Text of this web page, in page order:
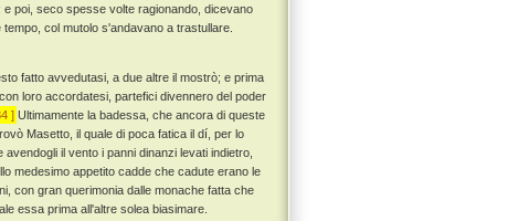
poi, seco spesse volte ragionando, dicevano
col mutolo s'andavano a trastullare.
fatto avvedutasi, a due altre il mostrò; e prima
loro accordatesi, partefici divennero del poder
] Ultimamente la badessa, che ancora di queste
Masetto, il quale di poca fatica il dí, per lo
il vento i panni dinanzi levati indietro,
medesimo appetito cadde che cadute erano le
con gran querimonia dalle monache fatta che
essa prima all'altre solea biasimare.